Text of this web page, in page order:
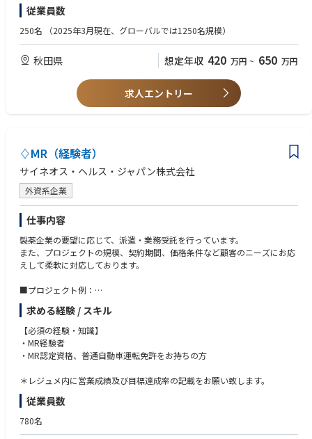
【歓迎要件】
・ISO9001の業務経験
・外資系企業での業務経験
従業員数
250名 （2025年3月現在、グローバルでは1250名規模）
秋田県 想定年収 420 万円 ~ 650 万円
求人エントリー
♢MR（経験者）
サイネオス・ヘルス・ジャパン株式会社
外資系企業
仕事内容
製薬企業の要望に応じて、派遣・業務受託を行っています。
また、プロジェクトの規模、契約期間、価格条件など顧客のニーズにお応
えして柔軟に対応しております。
■プロジェクト例：
・各疾患領域（糖尿病、循環器、消化器、オンコロジー、希少疾患など）
に網羅的に対応
・製品（新薬、長期収載品、ジェネリック医薬品）の対応
施設（DPC病院、大学病院、基幹病院、保険薬局本部／店舗、特約店な
ど）の対応
・成果報酬型（KPI設定による価格変動型）
力化、女性／シニア人材によるパートタイム型）
求める経験 / スキル
【必須の経験・知識】
・MR経験者
・MR認定資格、普通自動車運転免許をお持ちの方
＊レジュメ内に営業成績及び目標達成率の記載をお願い致します。
従業員数
780名